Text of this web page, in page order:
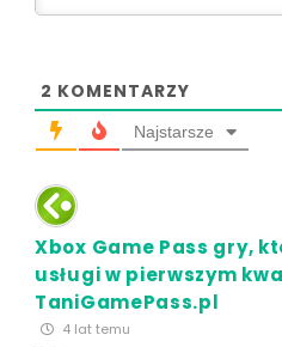
2 KOMENTARZY
Najstarsze
Xbox Game Pass gry,
usługi w pierwszym
TaniGamePass.pl
4 lat temu